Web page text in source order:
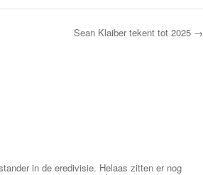
Sean Klaiber tekent tot 2025 →
in de eredivisie. Helaas zitten er nog